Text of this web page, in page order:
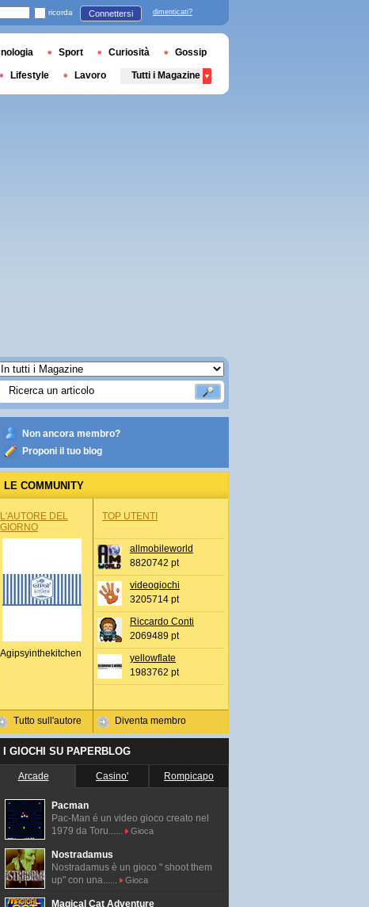
Non ancora membro?
Proponi il tuo blog
LE COMMUNITY
L'AUTORE DEL
GIORNO
Agipsyinthekitchen
Tutto sull'autore
TOP UTENTI
allmobileworld
8820742 pt
videogiochi
3205714 pt
Riccardo Conti
2069489 pt
yellowflate
1983762 pt
Diventa membro
I GIOCHI SU PAPERBLOG
Arcade Casino' Rompicapo
Pacman
Pac-Man é un video gioco creato nel
1979 da Toru......
Gioca
Nostradamus
Nostradamus è un gioco " shoot them
up" con una......
Gioca
Magical Cat Adventure
ricorda Connettersi dimenticati?
Sport Curiosità Gossip
Lifestyle Lavoro Tutti i Magazine